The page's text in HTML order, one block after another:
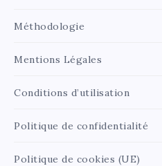
Méthodologie
Mentions Légales
Conditions d’utilisation
Politique de confidentialité
Politique de cookies (UE)